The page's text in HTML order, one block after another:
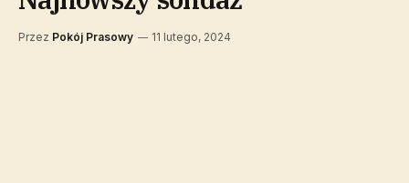
Przez Pokój Prasowy 11 lutego, 2024